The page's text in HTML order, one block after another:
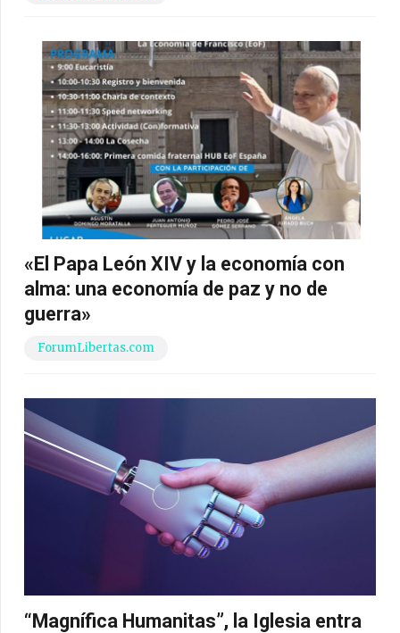
«El Papa León XIV y la economía con
alma: una economía de paz y no de
guerra»
ForumLibertas.com
“Magnífica Humanitas”, la Iglesia entra